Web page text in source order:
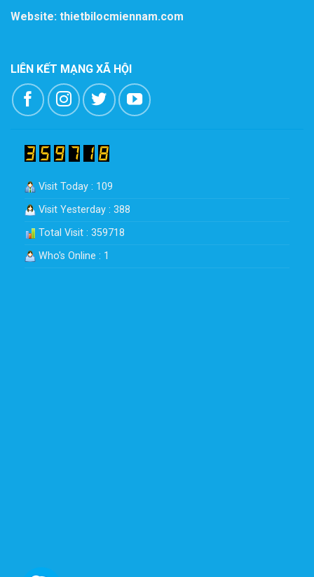
Website: thietbilocmiennam.com
LIÊN KẾT MẠNG XÃ HỘI
Visit Today : 109
Visit Yesterday : 388
Total Visit : 359718
Who's Online : 1